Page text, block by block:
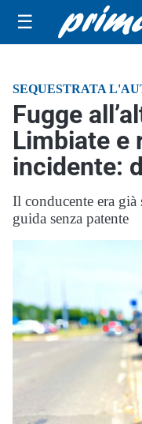
☰
SEQUESTRATA
Fugge
Limbiate e
incidente:
Il conducente era già
guida senza patente